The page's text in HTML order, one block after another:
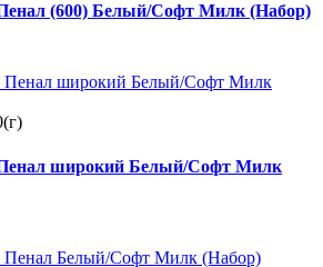
(600) Белый/Софт Милк (Набор)
широкий Белый/Софт Милк